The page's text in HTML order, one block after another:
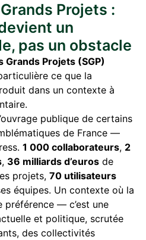
Projets :
un
pas un obstacle
Grands Projets (SGP)
ce que la
dans un contexte à
publique de certains
de France —
1 000 collaborateurs, 2
, 36 milliards d’euros de
projets, 70 utilisateurs
équipes. Un contexte où la
préférence — c’est une
et politique, scrutée
des collectivités